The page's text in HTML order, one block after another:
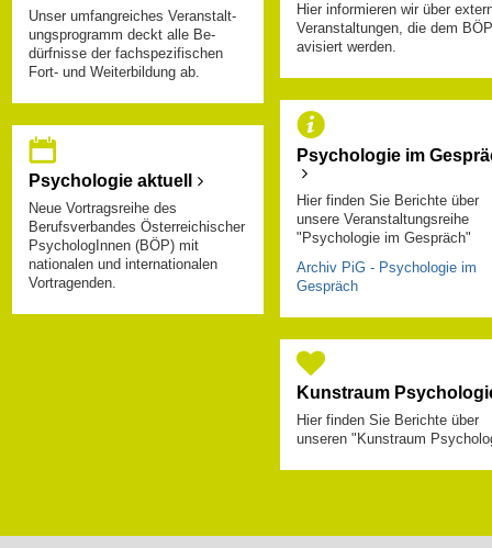
Unser umfangreiches Veranstalt-
ungsprogramm deckt alle Be-
dürfnisse der fachspezifischen
Fort- und Weiterbildung ab.
Psychologie aktuell
Neue Vortragsreihe des
Berufsverbandes Österreichischer
PsychologInnen (BÖP) mit
nationalen und internationalen
Vortragenden.
Hier informieren wir über
Veranstaltungen, die dem BÖP
avisiert werden.
Psychologie im
Hier finden Sie Berichte über
unsere Veranstaltungsreihe
"Psychologie im Gespräch"
Archiv PiG - Psychologie im
Gespräch
Kunstraum
Hier finden Sie Berichte über
unseren "Kunstraum